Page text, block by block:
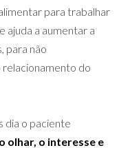
para trabalhar
ajuda a aumentar a
para não
do
dia o paciente
o olhar, o interesse e